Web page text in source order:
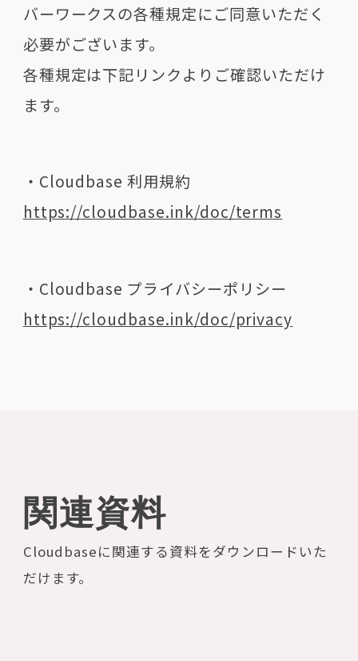
バーワークスの各種規定にご同意いただく
必要がございます。
各種規定は下記リンクよりご確認いただけ
ます。
・Cloudbase 利用規約
https://cloudbase.ink/doc/terms
・Cloudbase プライバシーポリシー
https://cloudbase.ink/doc/privacy
関連資料
Cloudbaseに関連する資料をダウンロードいた
だけます。